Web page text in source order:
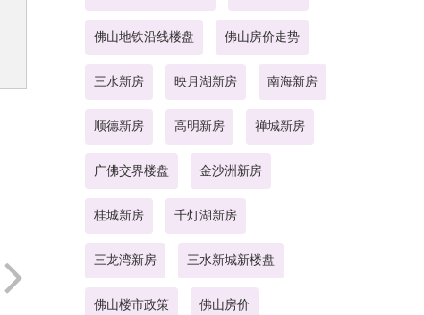
佛山地铁沿线楼盘 佛山房价走势
三水新房 映月湖新房 南海新房
顺德新房 高明新房 禅城新房
广佛交界楼盘 金沙洲新房
桂城新房 千灯湖新房
三龙湾新房 三水新城新楼盘
佛山楼市政策 佛山房价